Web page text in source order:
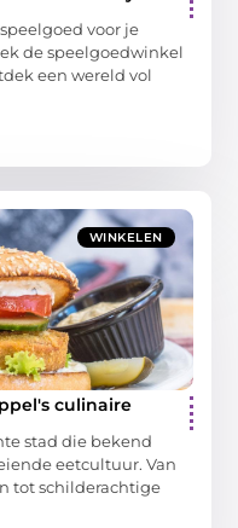
voor je
de speelgoedwinkel
een wereld vol
WINKELEN
culinaire
stad die bekend
eetcultuur. Van
tot schilderachtige